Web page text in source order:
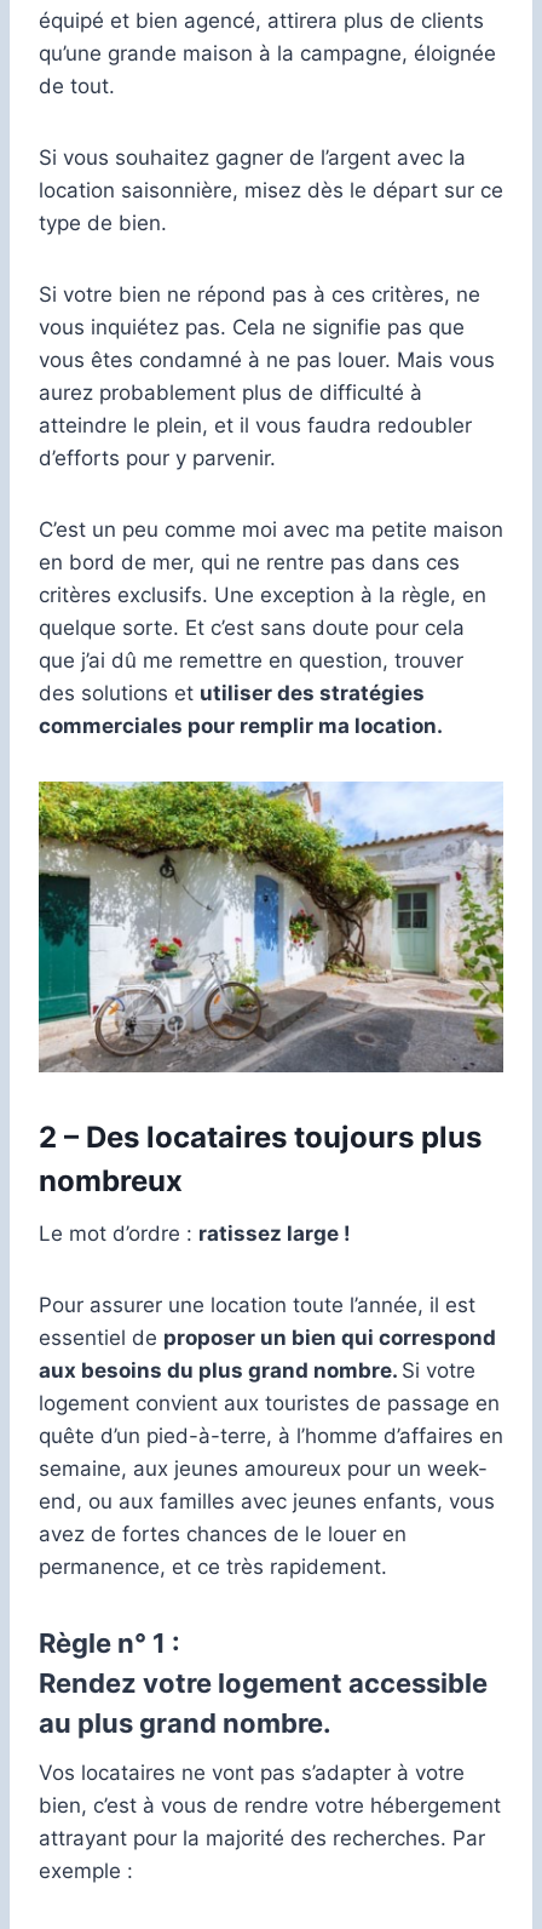
équipé et bien agencé, attirera plus de clients
qu’une grande maison à la campagne, éloignée
de tout.
Si vous souhaitez gagner de l’argent avec la
location saisonnière, misez dès le départ sur ce
type de bien.
Si votre bien ne répond pas à ces critères, ne
vous inquiétez pas. Cela ne signifie pas que
vous êtes condamné à ne pas louer. Mais vous
aurez probablement plus de difficulté à
atteindre le plein, et il vous faudra redoubler
d’efforts pour y parvenir.
C’est un peu comme moi avec ma petite maison
en bord de mer, qui ne rentre pas dans ces
critères exclusifs. Une exception à la règle, en
quelque sorte. Et c’est sans doute pour cela
que j’ai dû me remettre en question, trouver
des solutions et utiliser des stratégies
commerciales pour remplir ma location.
2 – Des locataires toujours plus
nombreux
Le mot d’ordre : ratissez large !
Pour assurer une location toute l’année, il est
essentiel de proposer un bien qui correspond
aux besoins du plus grand nombre. Si votre
logement convient aux touristes de passage en
quête d’un pied-à-terre, à l’homme d’affaires en
semaine, aux jeunes amoureux pour un week-
end, ou aux familles avec jeunes enfants, vous
avez de fortes chances de le louer en
permanence, et ce très rapidement.
Règle n° 1 :
Rendez votre logement accessible
au plus grand nombre.
Vos locataires ne vont pas s’adapter à votre
bien, c’est à vous de rendre votre hébergement
attrayant pour la majorité des recherches. Par
exemple :